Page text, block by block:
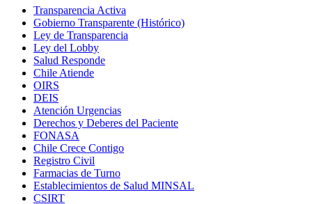
Transparencia Activa
Gobierno Transparente (Histórico)
Ley de Transparencia
Ley del Lobby
Salud Responde
Chile Atiende
OIRS
DEIS
Atención Urgencias
Derechos y Deberes del Paciente
FONASA
Chile Crece Contigo
Registro Civil
Farmacias de Turno
Establecimientos de Salud MINSAL
CSIRT